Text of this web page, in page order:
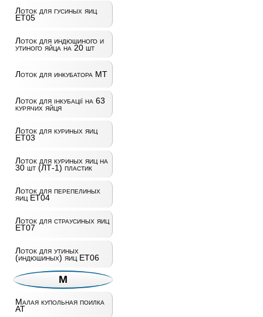
Лоток для гусиных яиц
ET05
Лоток для индюшиного и
утиного яйца на 20 шт
Лоток для инкубатора MT
Лоток для інкубації на 63
курячих яйця
Лоток для куриных яиц
ET03
Лоток для куриных яиц на
30 шт (ЛТ-1) пластик
Лоток для перепелиных
яиц ET04
Лоток для страусиных яиц
ET07
Лоток для утиных
(индюшиных) яиц ET06
М
Малая купольная поилка
AT